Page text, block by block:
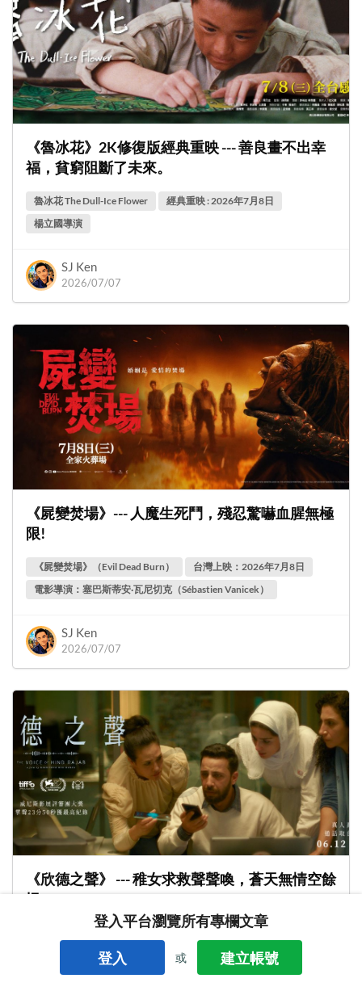
《魯冰花》2K修復版經典重映 --- 善良畫不出幸
福，貧窮阻斷了未來。
魯冰花 The Dull-Ice Flower
經典重映 : 2026年7月8日
楊立國導演
SJ Ken
2026/07/07
《屍變焚場》--- 人魔生死鬥，殘忍驚嚇血腥無極
限!
《屍變焚場》（Evil Dead Burn）
台灣上映：2026年7月8日
電影導演：塞巴斯蒂安·瓦尼切克（Sébastien Vanicek）
SJ Ken
2026/07/07
《欣德之聲》 --- 稚女求救聲聲喚，蒼天無情空餘
恨 ......
The Voice Of Hind Rajab 2026年6月12日在台上映
SJ Ken
登入平台瀏覽所有專欄文章
登入 或 建立帳號